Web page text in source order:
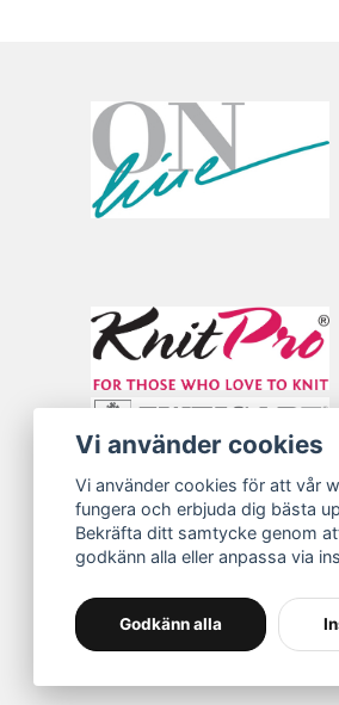
Vi använder cookies
Vi använder cookies för att vår
fungera och erbjuda dig bästa
Bekräfta ditt samtycke genom
godkänn alla eller anpassa via
Godkänn alla